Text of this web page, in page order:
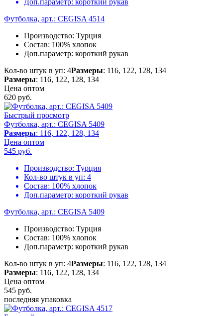
Доп.параметр: короткий рукав
Футболка, арт.: CEGISA 4514
Производство: Турция
Состав: 100% хлопок
Доп.параметр: короткий рукав
Кол-во штук в уп: 4Размеры: 116, 122, 128, 134
Размеры: 116, 122, 128, 134
Цена оптом
620 руб.
Быстрый просмотр
Футболка, арт.: CEGISA 5409
Размеры: 116, 122, 128, 134
Цена оптом
545 руб.
Производство: Турция
Кол-во штук в уп: 4
Состав: 100% хлопок
Доп.параметр: короткий рукав
Футболка, арт.: CEGISA 5409
Производство: Турция
Состав: 100% хлопок
Доп.параметр: короткий рукав
Кол-во штук в уп: 4Размеры: 116, 122, 128, 134
Размеры: 116, 122, 128, 134
Цена оптом
545 руб.
последняя упаковка